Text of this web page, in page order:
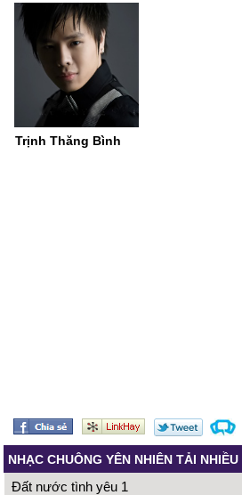
Trịnh Thăng Bình
NHẠC CHUÔNG YÊN NHIÊN TẢI NHIỀU
Đất nước tình yêu 1